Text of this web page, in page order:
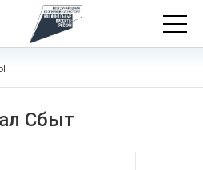
Сбыт